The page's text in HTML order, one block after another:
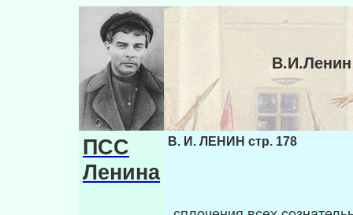
ПСС
Ленина
В. И. ЛЕНИН стр. 178